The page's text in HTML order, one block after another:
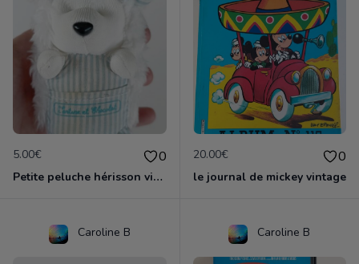
5.00€ 0
Petite peluche hérisson vintage tartine et chocolat
20.00€ 0
le journal de mickey vintage
Caroline B Caroline B